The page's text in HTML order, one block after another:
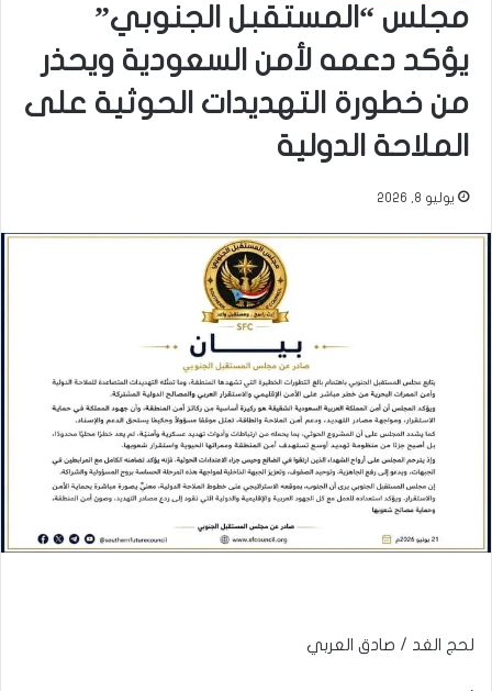
مجلس “المستقبل الجنوبي”
يؤكد دعمه لأمن السعودية ويحذر
من خطورة التهديدات الحوثية على
الملاحة الدولية
يوليو 8, 2026
لحج الغد / صادق العربي